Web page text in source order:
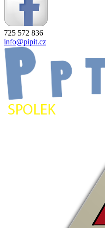
725 572 836
info@pipit.cz